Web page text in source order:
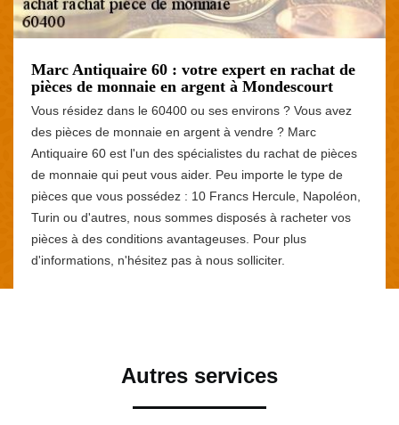
Marc Antiquaire 60 : votre expert en rachat de
pièces de monnaie en argent à Mondescourt
Vous résidez dans le 60400 ou ses environs ? Vous avez
des pièces de monnaie en argent à vendre ? Marc
Antiquaire 60 est l'un des spécialistes du rachat de pièces
de monnaie qui peut vous aider. Peu importe le type de
pièces que vous possédez : 10 Francs Hercule, Napoléon,
Turin ou d'autres, nous sommes disposés à racheter vos
pièces à des conditions avantageuses. Pour plus
d'informations, n'hésitez pas à nous solliciter.
Autres services